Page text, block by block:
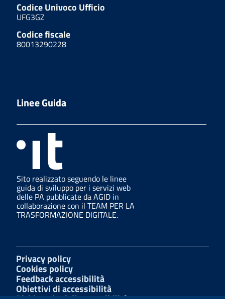
Codice Univoco Ufficio
UFG3GZ
Codice fiscale
80013290228
Linee Guida
Sito realizzato seguendo le linee
guida di sviluppo per i servizi web
delle PA pubblicate da AGID in
collaborazione con il TEAM PER LA
TRASFORMAZIONE DIGITALE.
Privacy policy
Cookies policy
Feedback accessibilità
Obiettivi di accessibilità